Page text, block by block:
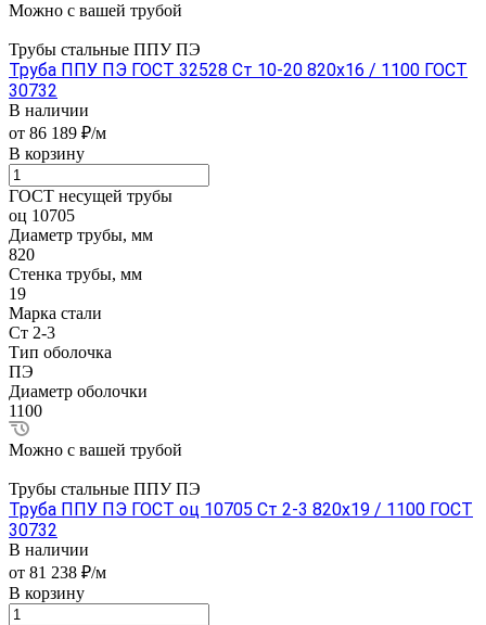
Можно с вашей трубой
Трубы стальные ППУ ПЭ
Труба ППУ ПЭ ГОСТ 32528 Ст 10-20 820x16 / 1100 ГОСТ
30732
В наличии
от 86 189 ₽/м
В корзину
ГОСТ несущей трубы
оц 10705
Диаметр трубы, мм
820
Стенка трубы, мм
19
Марка стали
Ст 2-3
Тип оболочка
ПЭ
Диаметр оболочки
1100
Можно с вашей трубой
Трубы стальные ППУ ПЭ
Труба ППУ ПЭ ГОСТ оц 10705 Ст 2-3 820x19 / 1100 ГОСТ
30732
В наличии
от 81 238 ₽/м
В корзину